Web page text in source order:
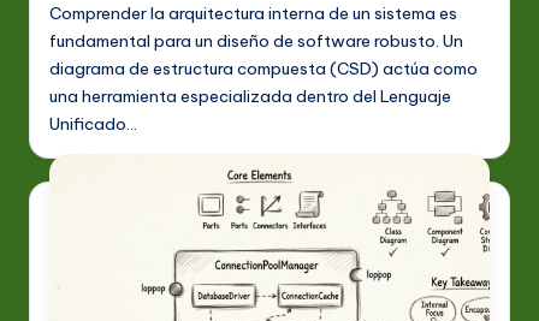
Comprender la arquitectura interna de un sistema es
fundamental para un diseño de software robusto. Un
diagrama de estructura compuesta (CSD) actúa como
una herramienta especializada dentro del Lenguaje
Unificado…